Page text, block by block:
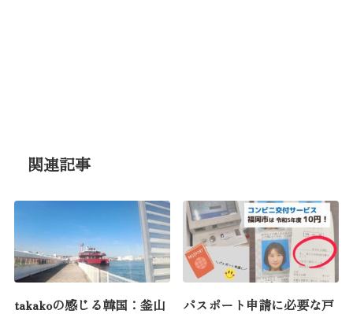
関連記事
takakoの感じる韓国：釜山
パスポート申請に必要な戸